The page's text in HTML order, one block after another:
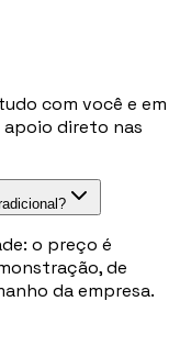
com você e em
apoio direto nas
o preço é
de
da empresa.